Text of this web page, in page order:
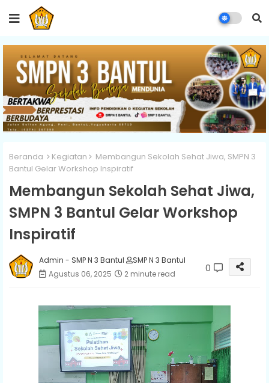
Beranda Kegiatan
Membangun Sekolah Sehat Jiwa, SMPN 3
Bantul Gelar Workshop Inspiratif
Membangun Sekolah Sehat Jiwa,
SMPN 3 Bantul Gelar Workshop
Inspiratif
Admin - SMP N 3 Bantul
SMP N 3 Bantul
Agustus 06, 2025
2 minute read 0